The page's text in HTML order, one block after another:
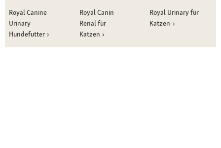
Royal Canine
Urinary
Hundefutter
Royal Canin
Renal für
Katzen
Royal Urinary für
Katzen